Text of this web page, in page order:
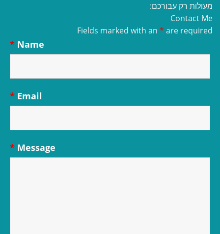
מעולות רק עבורכם:
Contact Me
Fields marked with an * are required
Name
*
Email
*
Message
*